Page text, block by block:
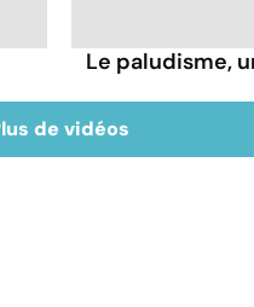
Le paludisme,
de vidéos